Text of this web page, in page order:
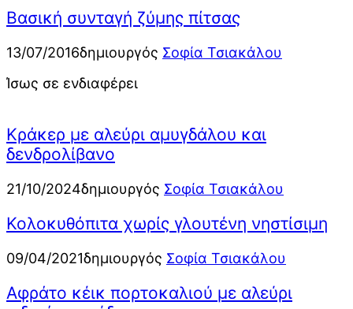
Βασική συνταγή ζύμης πίτσας
13/07/2016δημιουργός Σοφία Τσιακάλου
Ίσως σε ενδιαφέρει
Κράκερ με αλεύρι αμυγδάλου και
δενδρολίβανο
21/10/2024δημιουργός Σοφία Τσιακάλου
Κολοκυθόπιτα χωρίς γλουτένη νηστίσιμη
09/04/2021δημιουργός Σοφία Τσιακάλου
Αφράτο κέικ πορτοκαλιού με αλεύρι